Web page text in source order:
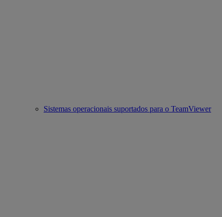
Sistemas operacionais suportados para o TeamViewer